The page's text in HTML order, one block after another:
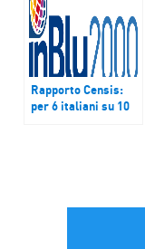
Rapporto Censis:
per 6 italiani su 10